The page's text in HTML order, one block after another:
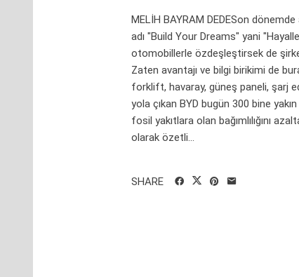
MELİH BAYRAM DEDESon dönemde
adı "Build Your Dreams" yani
otomobillerle özdeşleştirsek de
Zaten avantajı ve bilgi birikimi de
forklift, havaray, güneş paneli, şarj
yola çıkan BYD bugün 300 bine
fosil yakıtlara olan bağımlılığını
olarak özetli...
SHARE